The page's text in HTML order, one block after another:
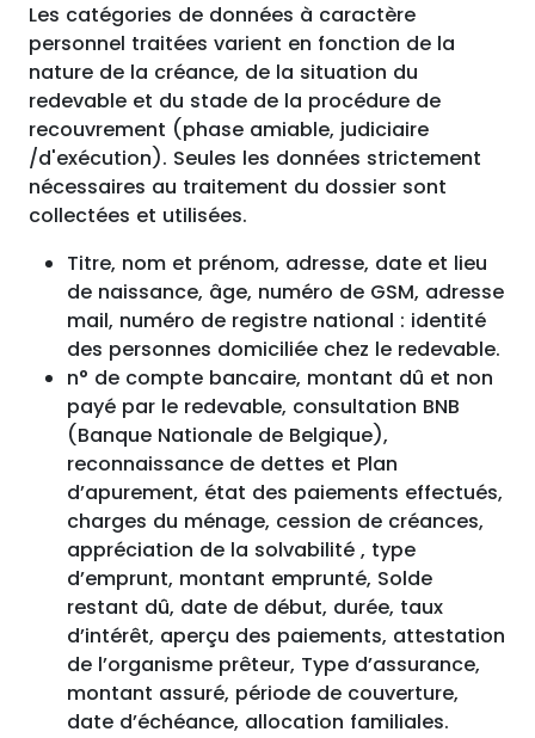
Les catégories de données à caractère
personnel traitées varient en fonction de la
nature de la créance, de la situation du
redevable et du stade de la procédure de
recouvrement (phase amiable, judiciaire
/d'exécution). Seules les données strictement
nécessaires au traitement du dossier sont
collectées et utilisées.
Titre, nom et prénom, adresse, date et lieu
de naissance, âge, numéro de GSM, adresse
mail, numéro de registre national : identité
des personnes domiciliée chez le redevable.
n° de compte bancaire, montant dû et non
payé par le redevable, consultation BNB
(Banque Nationale de Belgique),
reconnaissance de dettes et Plan
d’apurement, état des paiements effectués,
charges du ménage, cession de créances,
appréciation de la solvabilité , type
d’emprunt, montant emprunté, Solde
restant dû, date de début, durée, taux
d’intérêt, aperçu des paiements, attestation
de l’organisme prêteur, Type d’assurance,
montant assuré, période de couverture,
date d’échéance, allocation familiales.